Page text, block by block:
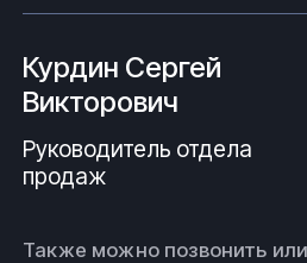
Курдин Сергей
Викторович
Руководитель отдела
продаж
Также можно позвонить